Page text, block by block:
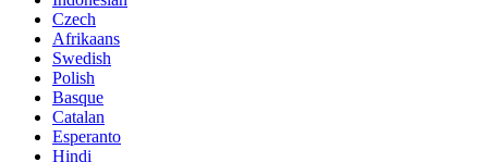
Czech
Afrikaans
Swedish
Polish
Basque
Catalan
Esperanto
Hindi